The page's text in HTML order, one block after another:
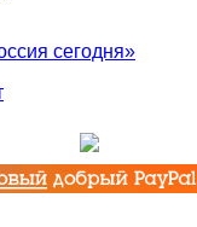
сегодня»